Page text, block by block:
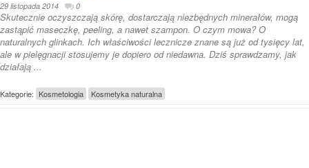
29 listopada 2014 0
Skutecznie oczyszczają skórę, dostarczają niezbędnych minerałów, mogą
zastąpić maseczkę, peeling, a nawet szampon. O czym mowa? O
naturalnych glinkach. Ich właściwości lecznicze znane są już od tysięcy lat,
ale w pielęgnacji stosujemy je dopiero od niedawna. Dziś sprawdzamy, jak
działają ...
Kategorie: Kosmetologia Kosmetyka naturalna